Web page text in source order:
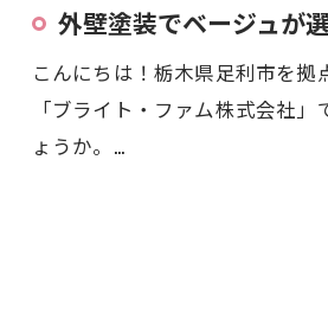
外壁塗装でベージュが
こんにちは！栃木県足利市を
「ブライト・ファム株式会社
ょうか。…